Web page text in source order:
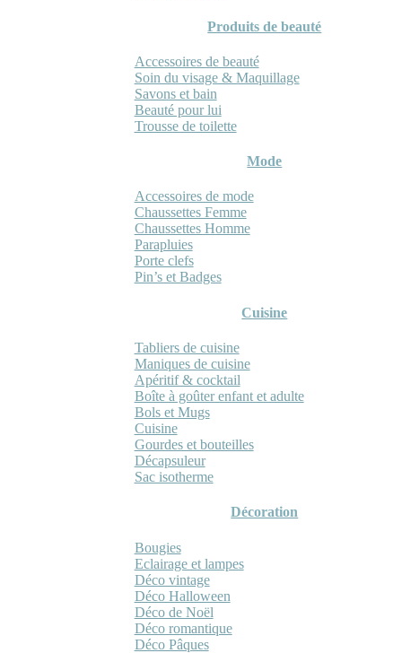
Produits de beauté
Accessoires de beauté
Soin du visage & Maquillage
Savons et bain
Beauté pour lui
Trousse de toilette
Mode
Accessoires de mode
Chaussettes Femme
Chaussettes Homme
Parapluies
Porte clefs
Pin’s et Badges
Cuisine
Tabliers de cuisine
Maniques de cuisine
Apéritif & cocktail
Boîte à goûter enfant et adulte
Bols et Mugs
Cuisine
Gourdes et bouteilles
Décapsuleur
Sac isotherme
Décoration
Bougies
Eclairage et lampes
Déco vintage
Déco Halloween
Déco de Noël
Déco romantique
Déco Pâques